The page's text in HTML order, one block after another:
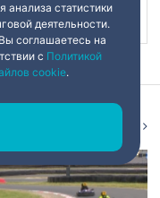
анализа статистики
деятельности.
соглашаетесь на
с Политикой
cookie.